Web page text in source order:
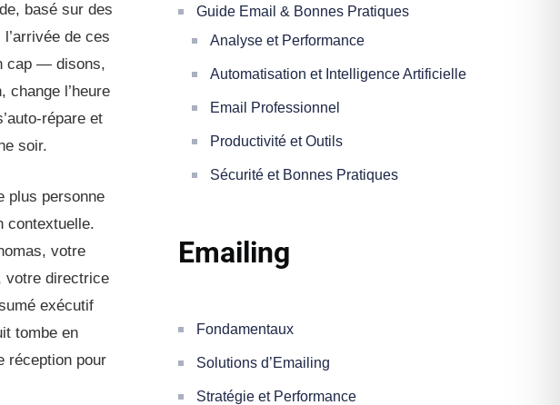
basé sur des
de ces
cap — disons,
l’heure
répare et
soir.
plus personne
contextuelle.
votre
votre directrice
exécutif
tombe en
réception pour
Guide Email & Bonnes Pratiques
Analyse et Performance
Automatisation et Intelligence Artificielle
Email Professionnel
Productivité et Outils
Sécurité et Bonnes Pratiques
Emailing
Fondamentaux
Solutions d’Emailing
Stratégie et Performance